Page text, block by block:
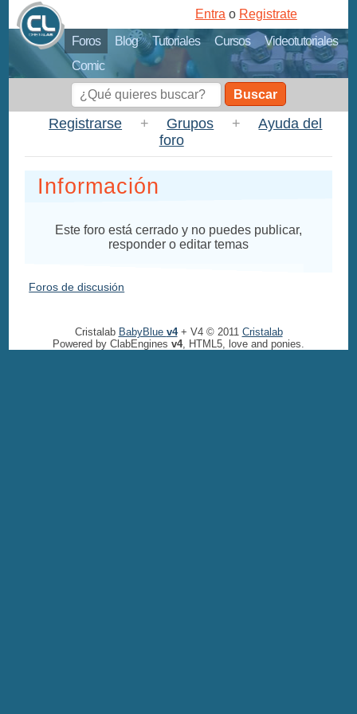
Foros Blog Tutoriales Cursos
Videotutoriales
Comic
Entra o Registrate
Buscar
Registrarse + Grupos +
Ayuda del
foro
Información
Este foro está cerrado y no puedes publicar,
responder o editar temas
Foros de discusión
Cristalab BabyBlue v4+ V4 © 2011 Cristalab
Powered by ClabEngines v4, HTML5, love and ponies.